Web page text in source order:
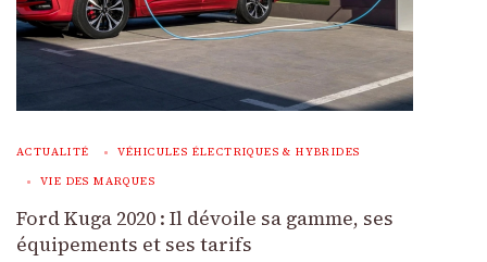
ACTUALITÉ VÉHICULES ÉLECTRIQUES & HYBRIDES
VIE DES MARQUES
Ford Kuga 2020 : Il dévoile sa gamme, ses
équipements et ses tarifs